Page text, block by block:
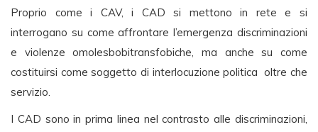
Proprio come i CAV, i CAD si mettono in rete e si
interrogano su come affrontare l’emergenza discriminazioni
e violenze omolesbobitransfobiche, ma anche su come
costituirsi come soggetto di interlocuzione politica oltre che
servizio.
I CAD sono in prima linea nel contrasto alle discriminazioni,